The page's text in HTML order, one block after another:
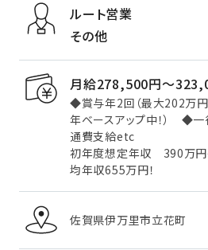
ルート営業
その他
月給278,500円〜
◆賞与年2回（最大202万
年ベースアップ中！） ◆
通費支給etc
初年度想定年収 390万
均年収655万円！
佐賀県伊万里市立花町